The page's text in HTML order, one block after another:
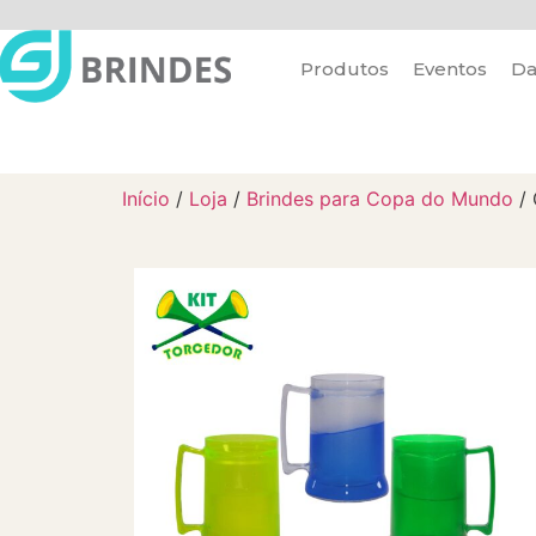
Produtos Eventos
Início / Loja / Brindes para Copa do Mundo /